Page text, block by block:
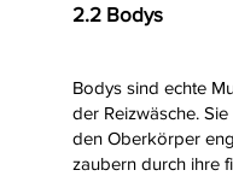
2.2 Bodys
Bodys sind echte
der Reizwäsche.
den Oberkörper
zaubern durch ihre